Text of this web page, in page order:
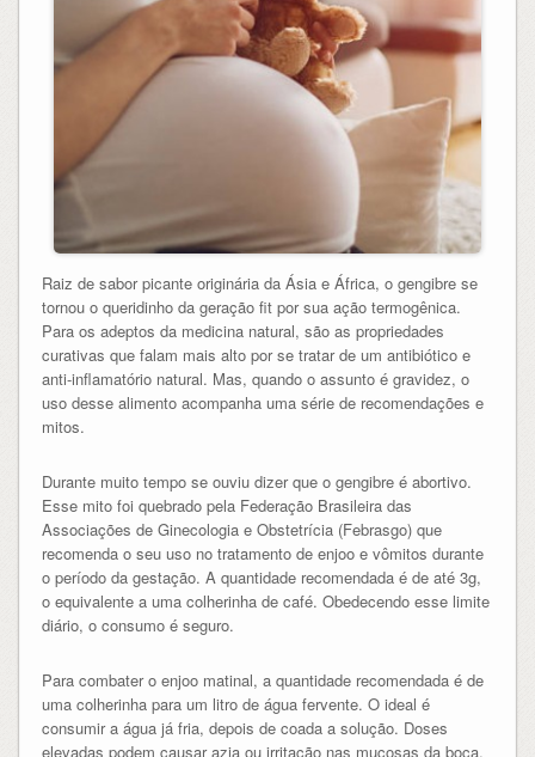
Raiz de sabor picante originária da Ásia e África, o gengibre se
tornou o queridinho da geração fit por sua ação termogênica.
Para os adeptos da medicina natural, são as propriedades
curativas que falam mais alto por se tratar de um antibiótico e
anti-inflamatório natural. Mas, quando o assunto é gravidez, o
uso desse alimento acompanha uma série de recomendações e
mitos.
Durante muito tempo se ouviu dizer que o gengibre é abortivo.
Esse mito foi quebrado pela Federação Brasileira das
Associações de Ginecologia e Obstetrícia (Febrasgo) que
recomenda o seu uso no tratamento de enjoo e vômitos durante
o período da gestação. A quantidade recomendada é de até 3g,
o equivalente a uma colherinha de café. Obedecendo esse limite
diário, o consumo é seguro.
Para combater o enjoo matinal, a quantidade recomendada é de
uma colherinha para um litro de água fervente. O ideal é
consumir a água já fria, depois de coada a solução. Doses
elevadas podem causar azia ou irritação nas mucosas da boca.